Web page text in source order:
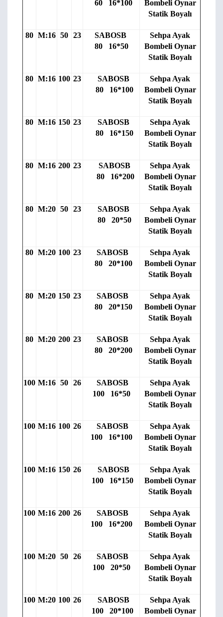
60 16*100
Bombeli Oynar
Statik Boyalı
80 M:16 50 23
SABOSB
80 16*50
Sehpa Ayak
Bombeli Oynar
Statik Boyalı
80 M:16 100 23
SABOSB
80 16*100
Sehpa Ayak
Bombeli Oynar
Statik Boyalı
80 M:16 150 23
SABOSB
80 16*150
Sehpa Ayak
Bombeli Oynar
Statik Boyalı
80 M:16 200 23
SABOSB
80 16*200
Sehpa Ayak
Bombeli Oynar
Statik Boyalı
80 M:20 50 23
SABOSB
80 20*50
Sehpa Ayak
Bombeli Oynar
Statik Boyalı
80 M:20 100 23
SABOSB
80 20*100
Sehpa Ayak
Bombeli Oynar
Statik Boyalı
80 M:20 150 23
SABOSB
80 20*150
Sehpa Ayak
Bombeli Oynar
Statik Boyalı
80 M:20 200 23
SABOSB
80 20*200
Sehpa Ayak
Bombeli Oynar
Statik Boyalı
100 M:16 50 26
SABOSB
100 16*50
Sehpa Ayak
Bombeli Oynar
Statik Boyalı
100 M:16 100 26
SABOSB
100 16*100
Sehpa Ayak
Bombeli Oynar
Statik Boyalı
100 M:16 150 26
SABOSB
100 16*150
Sehpa Ayak
Bombeli Oynar
Statik Boyalı
100 M:16 200 26
SABOSB
100 16*200
Sehpa Ayak
Bombeli Oynar
Statik Boyalı
100 M:20 50 26
SABOSB
100 20*50
Sehpa Ayak
Bombeli Oynar
Statik Boyalı
100 M:20 100 26
SABOSB
100 20*100
Sehpa Ayak
Bombeli Oynar